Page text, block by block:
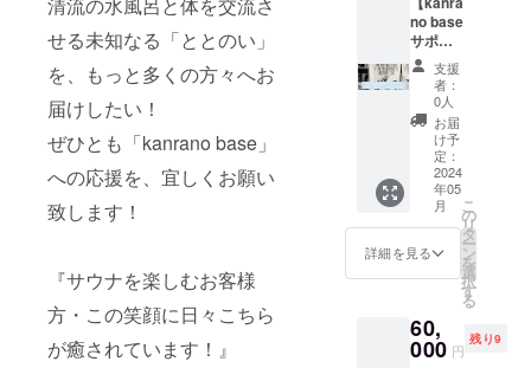
せる未知なる「ととのい」
を、もっと多くの方々へお
届けしたい！
ぜひとも「kanrano base」
への応援を、宜しくお願い
致します！
『サウナを楽しむお客様
方・この笑顔に日々こちら
が癒されています！』
利用が
可能で
す。
（イベ
ント終
了後
に、
キャン
プ宿泊
を楽し
む方は
「サウ
ナキャ
ンプ」
さ
い。）
なりま
す。 ＊
その他
必要な
もの・
タオ
ル、サ
ンダ
ル。 ＊
その他
レンタ
ル・サ
ウナポ
ンチョ
（持ち
可） ※
季節や
外気温
間
10:30~
12:30・
13:00~
15:00・
15:30~
17:30・
夜サウ
18:00~
20:00、
いずれ
間でご
利用い
ます。
＊サウ
ナご利
でくだ
さい。
＊平日
限定の
ご利
用、２
名様ご
利用料
金込み
です
（定員4
名）、
¥4675
（現地
＊サウ
ナ室貸
定限
定、テ
ントサ
イトが
隣接し
ないの
でプラ
イベー
ト感覚
でお過
ごしい
ただけ
静かに
まった
の極上
「とと
予約が
可能で
す、ご
予約の
際は施
設へ直
接ご連
絡をお
願いし
ます。
サウナ
を楽し
んだ後
に、そ
入！地
球を感
にてご
利用出
来ま
す。 ・
優先予
約をお
取りい
ただけ
ます、
通常予
約サイ
トでの
販売は
2ヶ月前
チケッ
ト有効
no base
サポー
ター】
宣言！
リター
ン特
権： の
れんに
記名、
サウナ
チケッ
ト進
呈、優
先予約
可。 ・
更衣室
前のれ
ん裏面
支援
者：
0人
お届
け予
定：
2024
年05
月
詳細を見る
こ
の
リ
タ
ー
ン
を
選
択
す
る
60,
000 円
残り9